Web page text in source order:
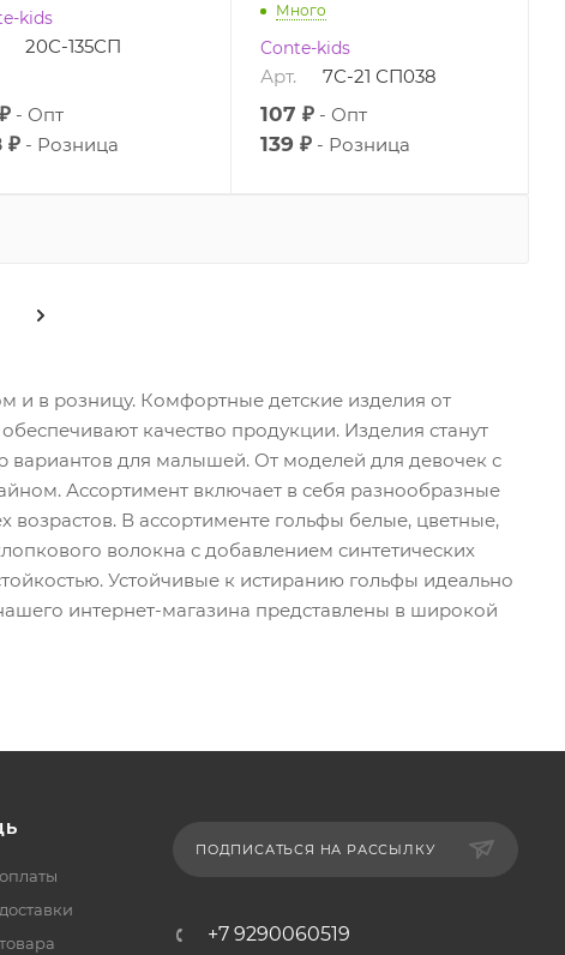
kids
20С-135СП
Опт
₽ Розница
Много
Conte-kids
Арт. 7С-21 СП038
107 ₽ Опт
139 ₽ Розница
и в розницу. Комфортные детские изделия от
качество продукции. Изделия станут
для малышей. От моделей для девочек с
Ассортимент включает в себя разнообразные
возрастов. В ассортименте гольфы белые, цветные,
волокна с добавлением синтетических
Устойчивые к истиранию гольфы идеально
интернет-магазина представлены в широкой
ПОДПИСАТЬСЯ НА РАССЫЛКУ
+7 9290060519